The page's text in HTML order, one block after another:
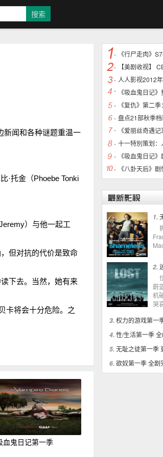
新闻和各种谜题重温一
·托金（Phoebe Tonki
）与他一起工
但对抗的代价是致命
下去。当然，她有来
卡将会十分危险。之
血鬼日记第一季
《行尸走肉》
【美剧收视】
人人影视2012
《吸血鬼日记
《复仇》第二
盘点21部秋季
《爱丽丝奇遇记
十一特別策划：
《吸血鬼日记
《八卦天后》
1.
2.
蔚
机
哭
3.权力的游戏第一
4.性/生活第一季
5.无耻之徒第一季
6.欲奴第一季 全剧